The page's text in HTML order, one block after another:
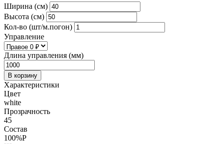
Ширина (см)
Высота (см)
Кол-во (шт/м.погон)
Управление
Длина управления (мм)
В корзину
Характеристики
Цвет
white
Прозрачность
45
Состав
100%P